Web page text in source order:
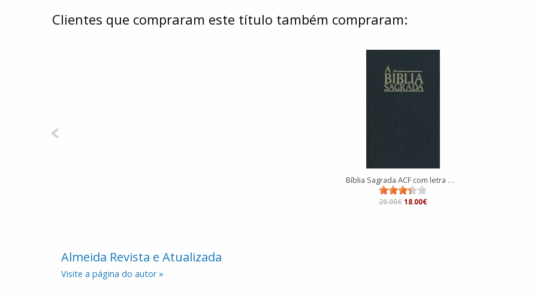
Clientes que compraram este título também compraram:
Bíblia Sagrada ACF com letra maior
20.00€ 18.00€
Almeida Revista e Atualizada
Visite a página do autor »